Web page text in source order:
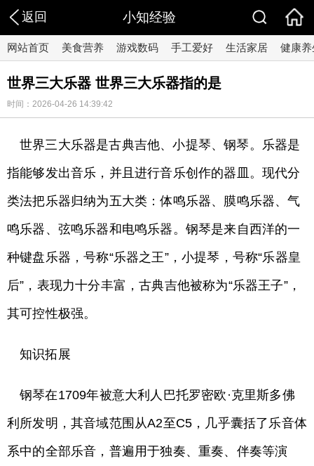
返回 小知经验
网站首页 美食营养 游戏数码 手工爱好 生活家居 健康养
世界三大乐器 世界三大乐器指的是
时间：2026-04-26 14:39:42
世界三大乐器是古典吉他、小提琴、钢琴。乐器是
指能够发出音乐，并且进行音乐创作的器皿。现代分
类法把乐器归纳为五大类：体鸣乐器、膜鸣乐器、气
鸣乐器、弦鸣乐器和电鸣乐器。钢琴是来自西洋的一
种键盘乐器，号称“乐器之王”，小提琴，号称“乐器皇
后”，表现力十分丰富，古典吉他被称为“乐器王子”，
其可控性极强。
知识拓展
钢琴在1709年被意大利人巴托罗密欧·克里斯多佛
利所发明，其音域范围从A2至C5，几乎囊括了乐音体
系中的全部乐音，普遍用于独奏、重奏、伴奏等演